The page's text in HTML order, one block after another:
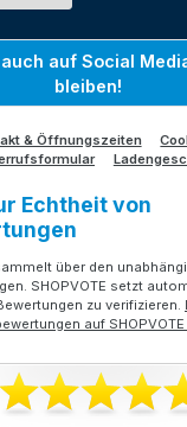
auf Social
bleiben!
& Öffnungszeiten
Echtheit von
über den
SHOPVOTE setzt
zu verifizieren.
auf